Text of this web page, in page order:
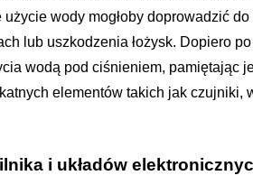
wody mogłoby doprowadzić
lub uszkodzenia łożysk. Dopiero
wodą pod ciśnieniem, pamiętając
elementów takich jak czujniki,
i układów